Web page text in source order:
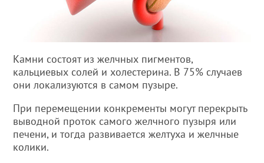
Камни состоят из желчных пигментов,
кальциевых солей и холестерина. В 75% случаев
они локализуются в самом пузыре.
При перемещении конкременты могут перекрыть
выводной проток самого желчного пузыря или
печени, и тогда развивается желтуха и желчные
колики.